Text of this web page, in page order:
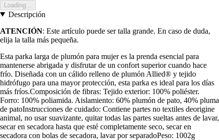
Loading...
Descripción
ATENCIÓN: Este artículo puede ser talla grande. En caso de duda,
elija la talla más pequeña.
Esta parka larga de plumón para mujer es la prenda esencial para
mantenerse abrigada y disfrutar de un confort superior cuando hace
frío. Diseñada con un cálido relleno de plumón Allied® y tejido
hidrófugo para una mayor protección, esta parka es ideal para los días
más fríos.Composición de fibras: Tejido exterior: 100% poliéster.
Forro: 100% poliamida. Aislamiento: 60% plumón de pato, 40% pluma
de patoInstrucciones de cuidado: Contiene partes no textiles deorigine
animal, no usar suavizante, quitar todas las partes sueltas antes de lavar,
secar en secadora hasta que esté completamente seco, secar en
secadora con bolas de secadora, lavar por separadoPeso: 1002g